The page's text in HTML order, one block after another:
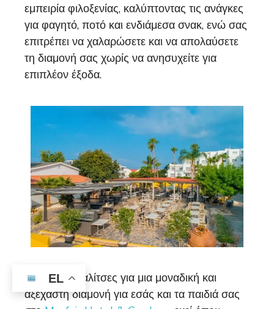
εμπειρία φιλοξενίας, καλύπτοντας τις ανάγκες
για φαγητό, ποτό και ενδιάμεσα σνακ, ενώ σας
επιτρέπει να χαλαρώσετε και να απολαύσετε
τη διαμονή σας χωρίς να ανησυχείτε για
επιπλέον έξοδα.
Ετοιμάστε βαλίτσες για μια μοναδική και
αξέχαστη διαμονή για εσάς και τα παιδιά σας
EL